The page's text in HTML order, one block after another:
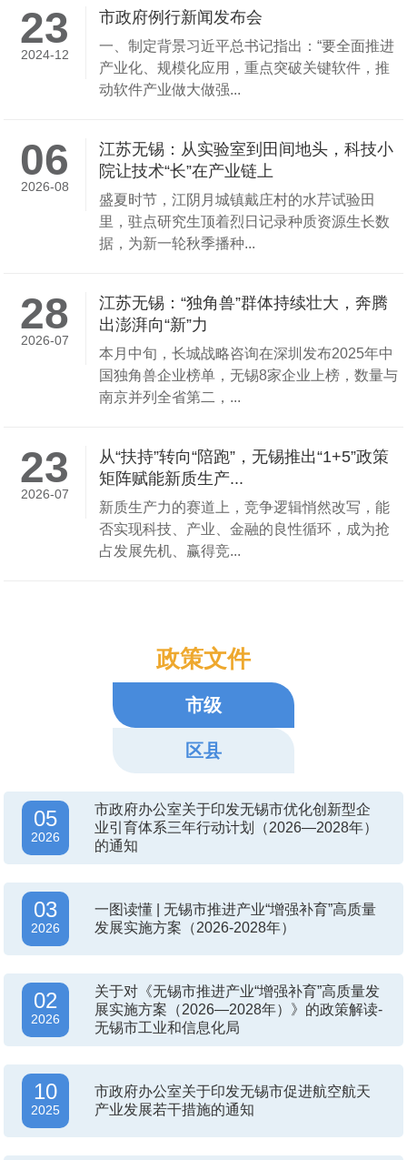
23
2024-12
市政府例行新闻发布会
一、制定背景习近平总书记指出：“要全面推进
产业化、规模化应用，重点突破关键软件，推
动软件产业做大做强...
06
2026-08
江苏无锡：从实验室到田间地头，科技小
院让技术“长”在产业链上
盛夏时节，江阴月城镇戴庄村的水芹试验田
里，驻点研究生顶着烈日记录种质资源生长数
据，为新一轮秋季播种...
28
2026-07
江苏无锡：“独角兽”群体持续壮大，奔腾
出澎湃向“新”力
本月中旬，长城战略咨询在深圳发布2025年中
国独角兽企业榜单，无锡8家企业上榜，数量与
南京并列全省第二，...
23
2026-07
从“扶持”转向“陪跑”，无锡推出“1+5”政策
矩阵赋能新质生产...
新质生产力的赛道上，竞争逻辑悄然改写，能
否实现科技、产业、金融的良性循环，成为抢
占发展先机、赢得竞...
政策文件
市级
区县
05
2026
市政府办公室关于印发无锡市优化创新型企
业引育体系三年行动计划（2026—2028年）
的通知
03
2026
一图读懂 | 无锡市推进产业“增强补育”高质量
发展实施方案（2026-2028年）
02
2026
关于对《无锡市推进产业“增强补育”高质量发
展实施方案（2026—2028年）》的政策解读-
无锡市工业和信息化局
10
2025
市政府办公室关于印发无锡市促进航空航天
产业发展若干措施的通知